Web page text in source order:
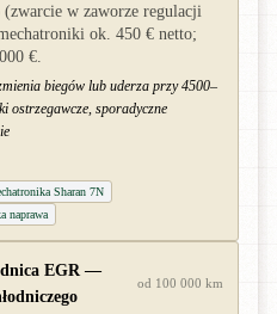
(zwarcie w zaworze regulacji
ok. 450 € netto;
€.
biegów lub uderza przy 4500–
ostrzegawcze, sporadyczne
Sharan 7N
naprawa
EGR —
od 100 000 km